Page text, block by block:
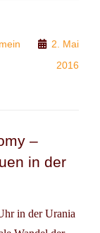
2. Mai
2016
–
in der
in der Urania